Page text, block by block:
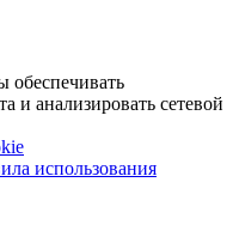
и анализировать сетевой
использования